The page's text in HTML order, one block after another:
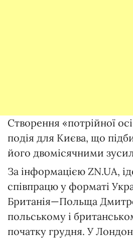
Створення «потрійної
подія для Києва, що
його двомісячними
За інформацією ZN.UA,
співпрацю у форматі
Британія—Польща
польському і
початку грудня. У